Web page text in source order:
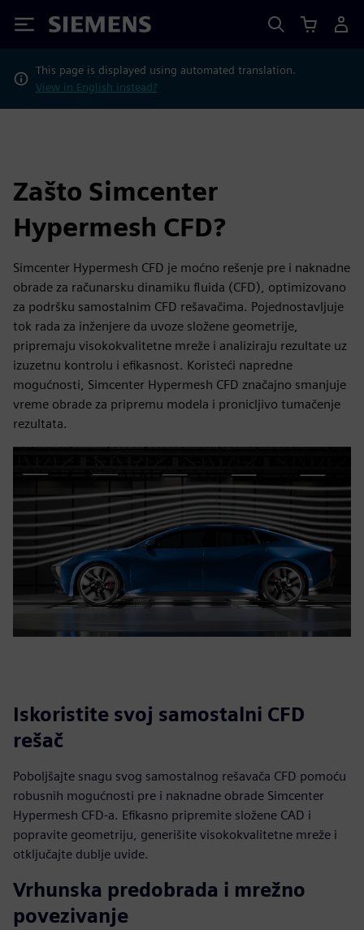
Siemens
This page is displayed using automated translation.
View in English instead?
Zašto Simcenter
Hypermesh CFD?
Simcenter Hypermesh CFD je moćno rešenje pre i naknadne
obrade za računarsku dinamiku fluida (CFD), optimizovano
za podršku samostalnim CFD rešavačima. Pojednostavljuje
tok rada za inženjere da uvoze složene geometrije,
pripremaju visokokvalitetne mreže i analiziraju rezultate uz
izuzetnu kontrolu i efikasnost. Koristeći napredne
mogućnosti, Simcenter Hypermesh CFD značajno smanjuje
vreme obrade za pripremu modela i pronicljivo tumačenje
rezultata.
Iskoristite svoj samostalni CFD
rešač
Poboljšajte snagu svog samostalnog rešavača CFD pomoću
robusnih mogućnosti pre i naknadne obrade Simcenter
Hypermesh CFD-a. Efikasno pripremite složene CAD i
popravite geometriju, generišite visokokvalitetne mreže i
otključajte dublje uvide.
Vrhunska predobrada i mrežno
povezivanje